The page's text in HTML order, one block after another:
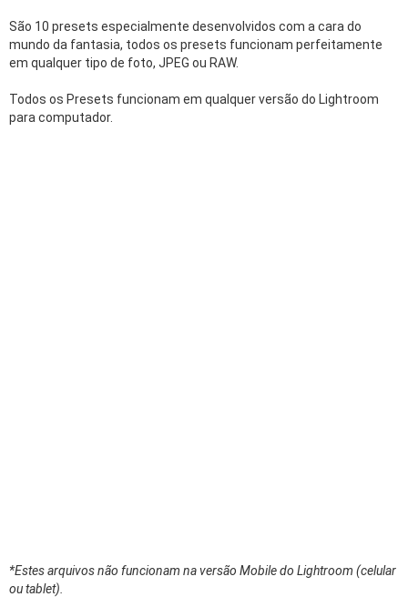
São 10 presets especialmente desenvolvidos com a cara do
mundo da fantasia, todos os presets funcionam perfeitamente
em qualquer tipo de foto, JPEG ou RAW.
Todos os Presets funcionam em qualquer versão do Lightroom
para computador.
*Estes arquivos não funcionam na versão Mobile do Lightroom (celular
ou tablet).